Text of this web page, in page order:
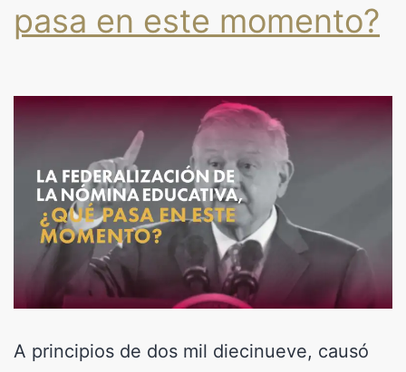
pasa en este momento?
A principios de dos mil diecinueve, causó